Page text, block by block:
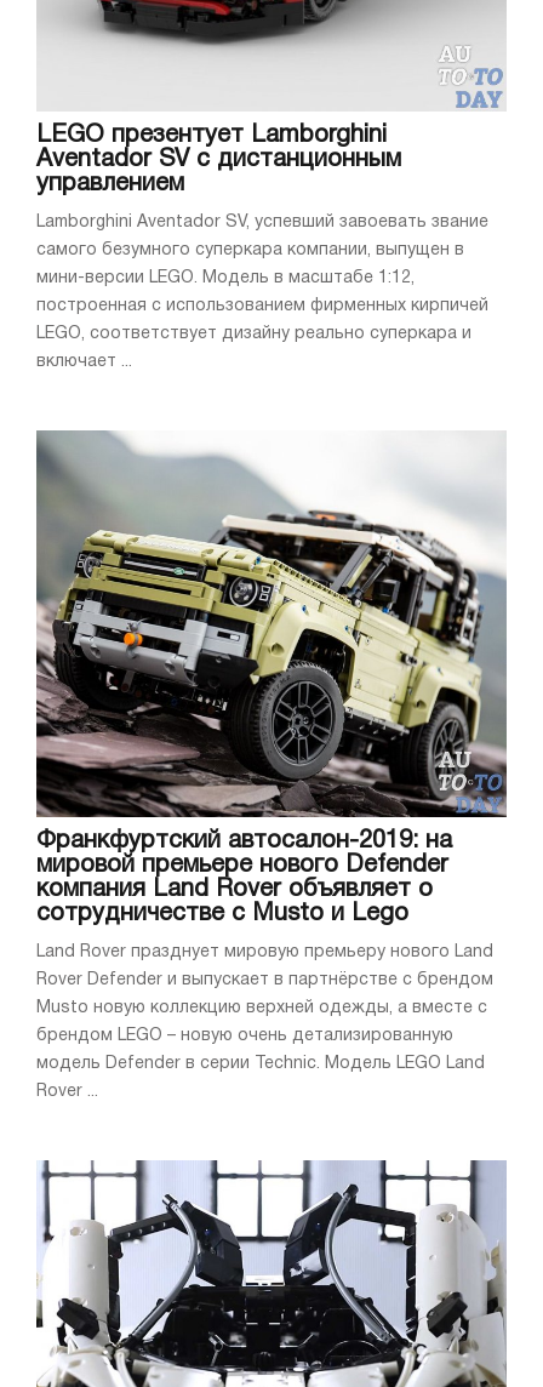
LEGO презентует Lamborghini
Aventador SV с дистанционным
управлением
Lamborghini Aventador SV, успевший завоевать звание
самого безумного суперкара компании, выпущен в
мини-версии LEGO. Модель в масштабе 1:12,
построенная с использованием фирменных кирпичей
LEGO, соответствует дизайну реально суперкара и
включает ...
Франкфуртский автосалон-2019: на
мировой премьере нового Defender
компания Land Rover объявляет о
сотрудничестве с Musto и Lego
Land Rover празднует мировую премьеру нового Land
Rover Defender и выпускает в партнёрстве с брендом
Musto новую коллекцию верхней одежды, а вместе с
брендом LEGO – новую очень детализированную
модель Defender в серии Technic. Модель LEGO Land
Rover ...